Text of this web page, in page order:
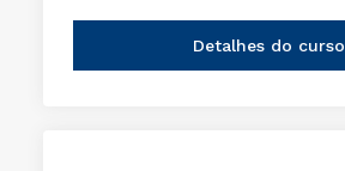
Detalhes do curso